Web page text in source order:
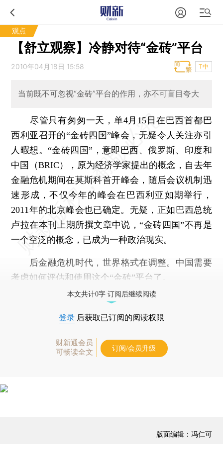
观点
【舒立观察】冷静对待“金砖”平台
2010年04月18日 15:58 T中
当前既不可忽视“金砖”平台的作用，亦不可盲目夸大
尽管只有匆匆一天，单4月15日在巴西首都巴
西利亚召开的“金砖四国”峰会，无疑令人关注亦引
人暇想。“金砖四国”，意即巴西、俄罗斯、印度和
中国（BRIC），原为经济学家提出的概念，自去年
金融危机期间在莫斯科首开峰会，随后会议机制迅
速形成，不仅今年的峰会在巴西利亚如期举行，
2011年的北京峰会也已确定。无疑，正如巴西总统
卢拉在本刊上期所撰文章中说，“金砖四国”不再是
一个空泛的概念，已成为一种政治现实。
后金融危机时代，世界格式在调整。中国需要
考虑如何评估和使用这个“金砖”平台了。
本文共计0字 订阅后继续阅读
登录 后获取已订阅的阅读权限
财新通会员
可畅读全文
订阅/会员升级
版面编辑：冯仁可